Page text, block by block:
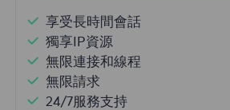
享受長時間會話
獨享IP資源
無限連接和線程
無限請求
24/7服務支持